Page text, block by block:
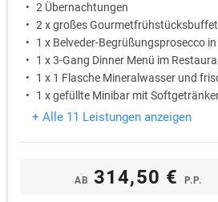
2 Übernachtungen
2 x großes Gourmetfrühstücksbuffet
1 x Belveder-Begrüßungsprosecco in
1 x 3-Gang Dinner Menü im
1 x 1 Flasche Mineralwasser und
1 x gefüllte Minibar mit
+ Alle 11 Leistungen anzeigen
AB 314,50 € P.P.